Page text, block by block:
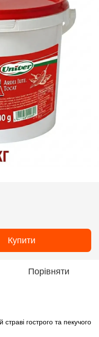
Купити
Порівняти
гострого та пекучого